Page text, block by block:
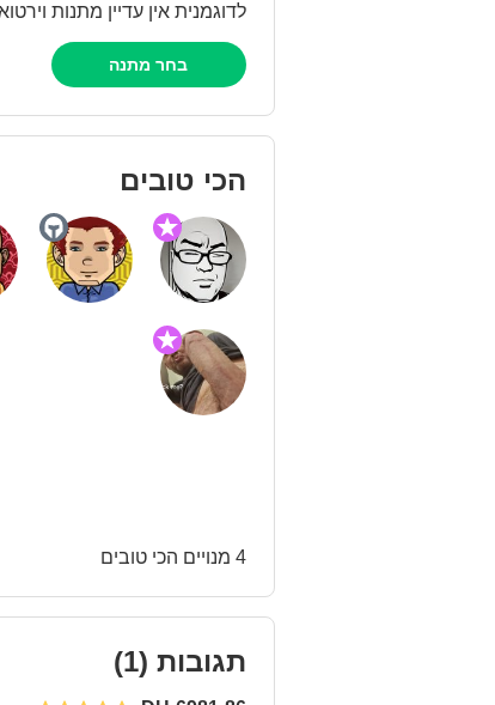
לדוגמנית אין עדיין מתנות
בחר מתנה
הכי טובים
4 מנויים הכי טובים
תגובות (1)